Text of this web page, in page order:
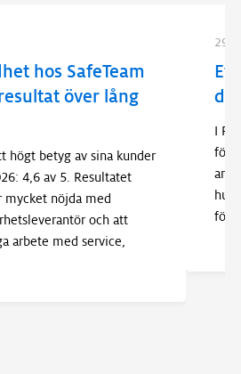
hos SafeTeam
över lång
högt betyg av sina kunder
4,6 av 5. Resultatet
mycket nöjda med
och att
arbete med service,
29
I
för